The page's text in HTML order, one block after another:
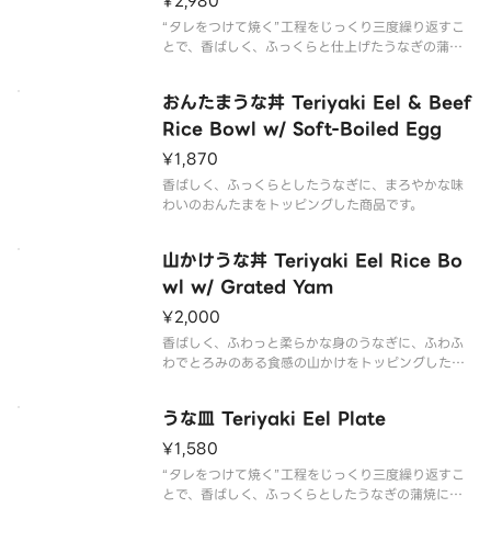
“タレをつけて焼く”工程をじっくり三度繰り返すこ
とで、香ばしく、ふっくらと仕上げたうなぎの蒲焼
おんたまうな丼 Teriyaki Eel & Beef
Rice Bowl w/ Soft-Boiled Egg
¥1,870
香ばしく、ふっくらとしたうなぎに、まろやかな味
わいのおんたまをトッピングした商品です。
山かけうな丼 Teriyaki Eel Rice Bo
wl w/ Grated Yam
¥2,000
香ばしく、ふわっと柔らかな身のうなぎに、ふわふ
わでとろみのある食感の山かけをトッピングした商
うな皿 Teriyaki Eel Plate
¥1,580
“タレをつけて焼く”工程をじっくり三度繰り返すこ
とで、香ばしく、ふっくらとしたうなぎの蒲焼に仕